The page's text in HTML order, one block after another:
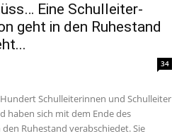
Eine Schulleiter-
geht in den Ruhestand
34
Hundert Schulleiterinnen und Schulleiter
haben sich mit dem Ende des
den Ruhestand verabschiedet. Sie